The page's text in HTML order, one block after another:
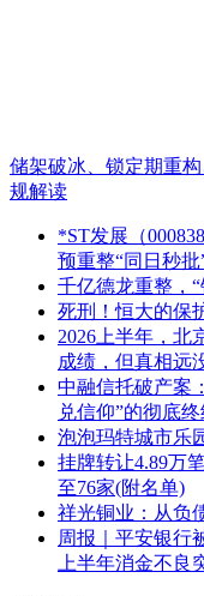
储架破冰、锁定期重
规解读
*ST发展（
预重整“同日秒批
千亿德龙重整，“
死刑！恒大的保
2026上半年，北
成绩，但真相远
中融信托破产案
兑信仰”的彻底
泡泡玛特城市乐
挂牌转让4.89万
至76家(附名单)
祥光铜业：从负
周报｜平安银行
上半年消金不良